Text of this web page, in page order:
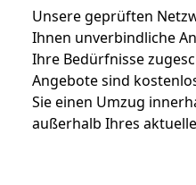
Unsere geprüften
Ihnen unverbindliche
Ihre Bedürfnisse
Angebote sind
Sie einen Umzug
außerhalb Ihres